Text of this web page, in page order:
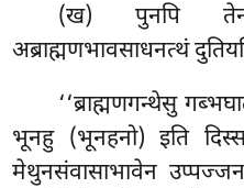
(ख) पुनपि तेन
अब्राह्मणभावसाधनत्थं
‘‘ब्राह्मणगन्थेसु
भूनहु (भूनहनो) इति
मेथुनसंवासाभावेन